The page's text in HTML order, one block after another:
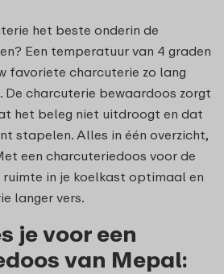
het beste onderin de
Een temperatuur van 4 graden
favoriete charcuterie zo lang
charcuterie bewaardoos zorgt
het beleg niet uitdroogt en dat
stapelen. Alles in één overzicht,
een charcuteriedoos voor de
in je koelkast optimaal en
langer vers.
je voor een
van Mepal: